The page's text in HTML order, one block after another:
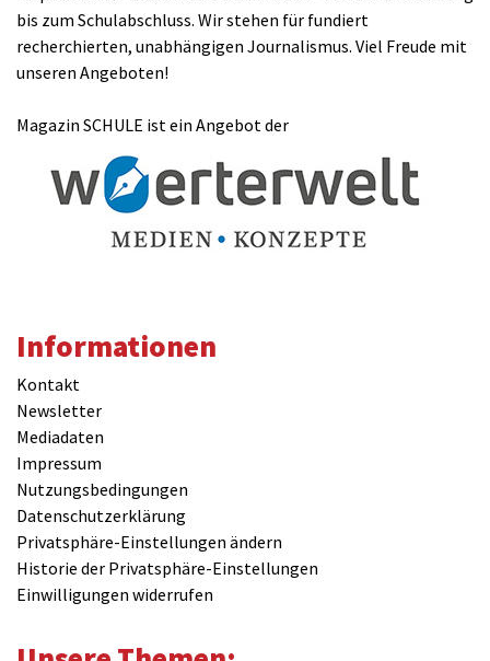
bis zum Schulabschluss. Wir stehen für fundiert
recherchierten, unabhängigen Journalismus. Viel Freude mit
unseren Angeboten!
Magazin SCHULE ist ein Angebot der
Informationen
Kontakt
Newsletter
Mediadaten
Impressum
Nutzungsbedingungen
Datenschutzerklärung
Privatsphäre-Einstellungen ändern
Historie der Privatsphäre-Einstellungen
Einwilligungen widerrufen